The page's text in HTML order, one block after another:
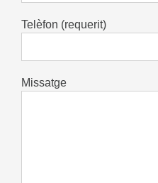
Telèfon (requerit)
Missatge